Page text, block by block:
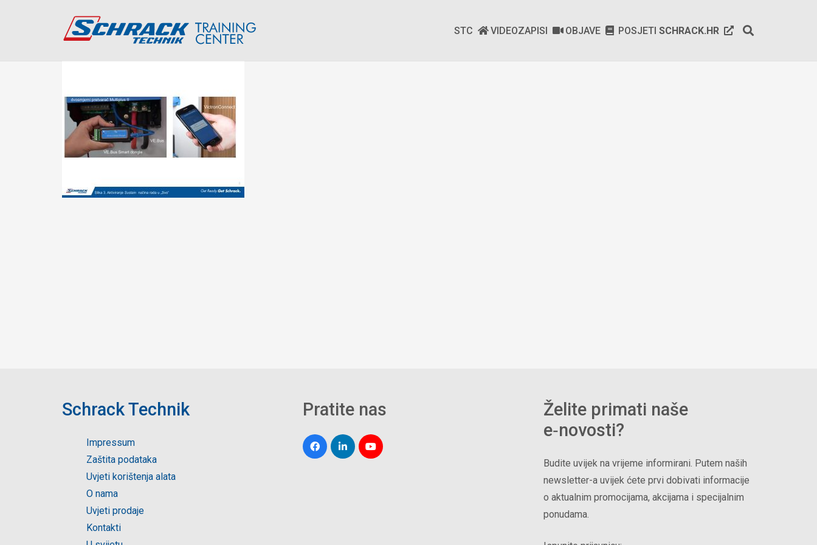
STC VIDEOZAPISI OBJAVE POSJETI SCHRACK.HR
Schrack Technik
Impressum
Zaštita podataka
Uvjeti korištenja alata
O nama
Uvjeti prodaje
Kontakti
Pratite nas
Želite primati naše
e‑novosti?
Budite uvijek na vrijeme informirani. Putem naših
newsletter-a uvijek ćete prvi dobivati informacije
o aktualnim promocijama, akcijama i specijalnim
ponudama.